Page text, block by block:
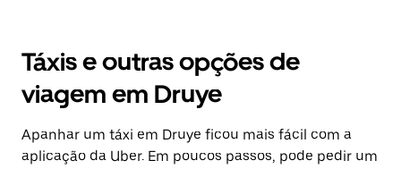
Táxis e outras opções de
viagem em Druye
Apanhar um táxi em Druye ficou mais fácil com a
aplicação da Uber. Em poucos passos, pode pedir um